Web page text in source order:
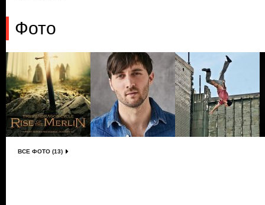
Фото
ВСЕ ФОТО (13)